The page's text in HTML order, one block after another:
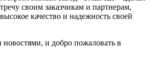
своим заказчикам и партнерам,
качество и надежность своей
и добро пожаловать в